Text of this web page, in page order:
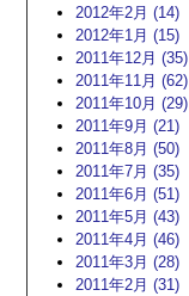
2012年2月 (14)
2012年1月 (15)
2011年12月 (35)
2011年11月 (62)
2011年10月 (29)
2011年9月 (21)
2011年8月 (50)
2011年7月 (35)
2011年6月 (51)
2011年5月 (43)
2011年4月 (46)
2011年3月 (28)
2011年2月 (31)